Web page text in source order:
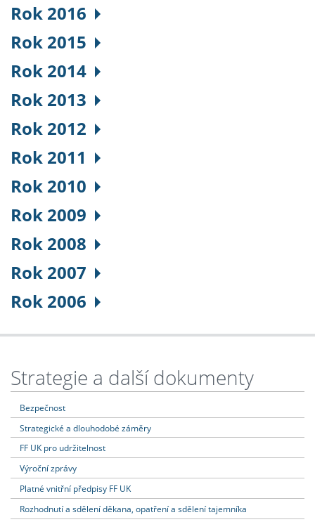
Rok 2016
Rok 2015
Rok 2014
Rok 2013
Rok 2012
Rok 2011
Rok 2010
Rok 2009
Rok 2008
Rok 2007
Rok 2006
Strategie a další dokumenty
Bezpečnost
Strategické a dlouhodobé záměry
FF UK pro udržitelnost
Výroční zprávy
Platné vnitřní předpisy FF UK
Rozhodnutí a sdělení děkana, opatření a sdělení tajemníka